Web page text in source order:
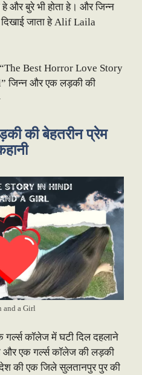
और बुरे भी होता हे। और जिन्न
दिखाई जाता हे Alif Laila
Best Horror Love Story
जिन्न और एक लड़की की
की बेहतरीन प्रेम
and a Girl
कॉलेज में घटी दिल दहलाने
और एक गर्ल्स कॉलेज की लड़की
की एक जिले सुलतानपुर पुर की